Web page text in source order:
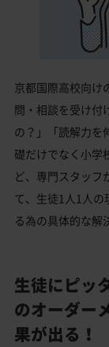
京都国際高校向け
問・相談を受け付
の？」「読解力を
礎だけでなく小学
ど、専門スタッフ
て、生徒1人1人の
る為の具体的な解
生徒にピッ
のオーダー
果が出る！